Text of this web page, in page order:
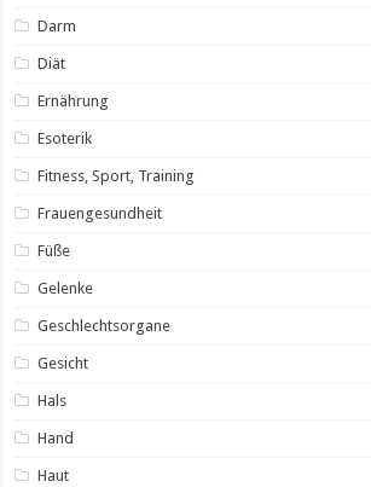
Darm
Diät
Ernährung
Esoterik
Fitness, Sport, Training
Frauengesundheit
Füße
Gelenke
Geschlechtsorgane
Gesicht
Hals
Hand
Haut